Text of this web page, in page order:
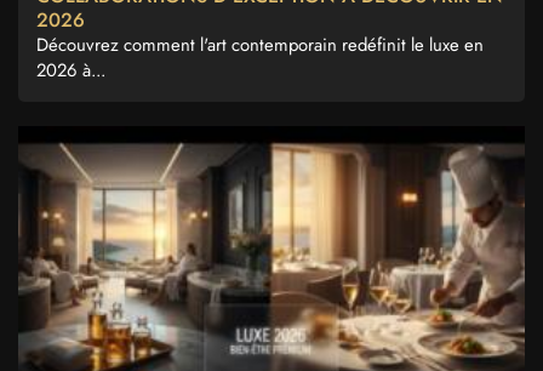
2026
Découvrez comment l'art contemporain redéfinit le luxe en
2026 à...